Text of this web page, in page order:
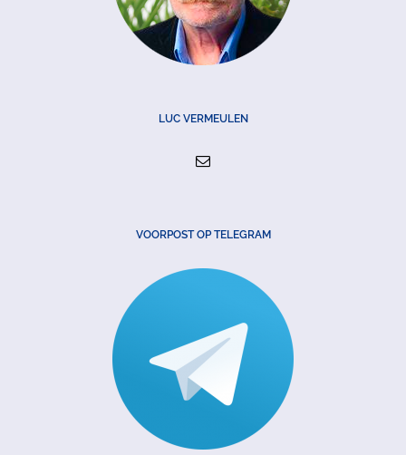
LUC VERMEULEN
VOORPOST OP TELEGRAM